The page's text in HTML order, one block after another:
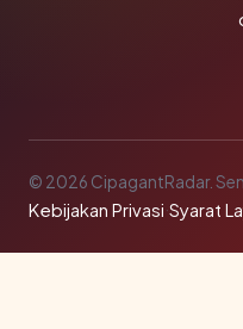
© 2026 CipagantRadar.
Kebijakan Privasi·Syarat